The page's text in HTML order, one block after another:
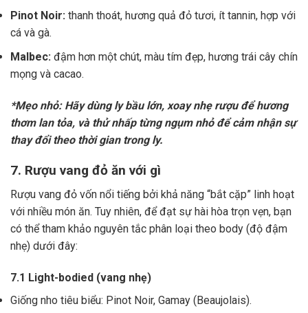
Pinot Noir: thanh thoát, hương quả đỏ tươi, ít tannin, hợp với
cá và gà.
Malbec: đậm hơn một chút, màu tím đẹp, hương trái cây chín
mọng và cacao.
*Mẹo nhỏ: Hãy dùng ly bầu lớn, xoay nhẹ rượu để hương
thơm lan tỏa, và thử nhấp từng ngụm nhỏ để cảm nhận sự
thay đổi theo thời gian trong ly.
7. Rượu vang đỏ ăn với gì
Rượu vang đỏ vốn nổi tiếng bởi khả năng “bắt cặp” linh hoạt
với nhiều món ăn. Tuy nhiên, để đạt sự hài hòa trọn vẹn, bạn
có thể tham khảo nguyên tắc phân loại theo body (độ đậm
nhẹ) dưới đây:
7.1 Light-bodied (vang nhẹ)
Giống nho tiêu biểu: Pinot Noir, Gamay (Beaujolais).